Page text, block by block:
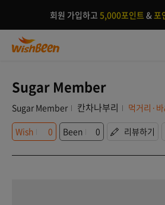
회원 가입하고 5,000포인트 &포
Sugar Member
Sugar Member 칸차나부리
먹거리·
Wish
0 Been 0 리뷰하기